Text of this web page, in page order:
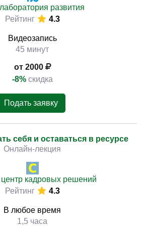
развития
Рейтинг
4.3
Видеозапись
45 минут
от 2000
-8% скидка
Подать заявку
себя и оставаться в ресурсе
Онлайн-лекция
кадровых решений
Рейтинг
4.3
В любое время
1,5 часа